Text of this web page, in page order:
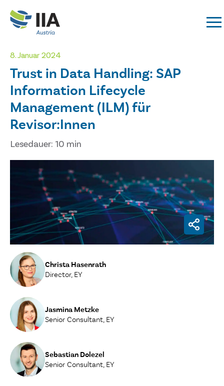
8. Januar 2024
Lesedauer: 10 min
Trust in Data Handling: SAP
Information Lifecycle
Management (ILM) für
Revisor:Innen
Christa Hasenrath
Director, EY
Jasmina Metzke
Senior Consultant, EY
Sebastian Dolezel
Senior Consultant, EY